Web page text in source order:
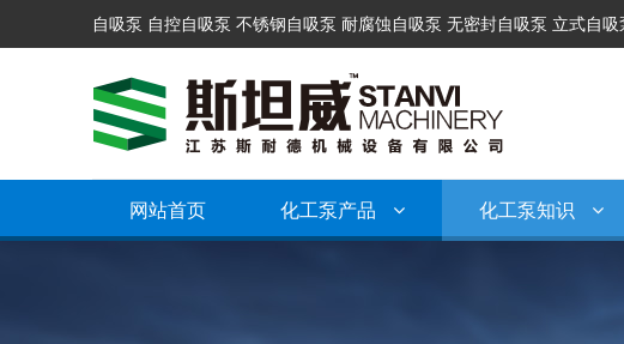
自吸泵 自控自吸泵 不锈钢自吸泵 耐腐蚀自吸泵 无密封自吸泵 立式自
网站首页 化工泵产品 化工泵知识